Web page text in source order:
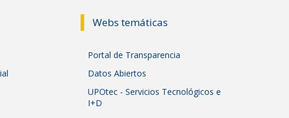
Webs temáticas
Portal de Transparencia
Datos Abiertos
UPOtec - Servicios Tecnológicos e
I+D